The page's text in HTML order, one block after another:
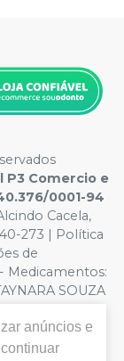
P3 Comercio e
0001-94
Cacela,
273 | Política
de
Medicamentos:
SOUZA
- Os preços e
Em
anúncios e